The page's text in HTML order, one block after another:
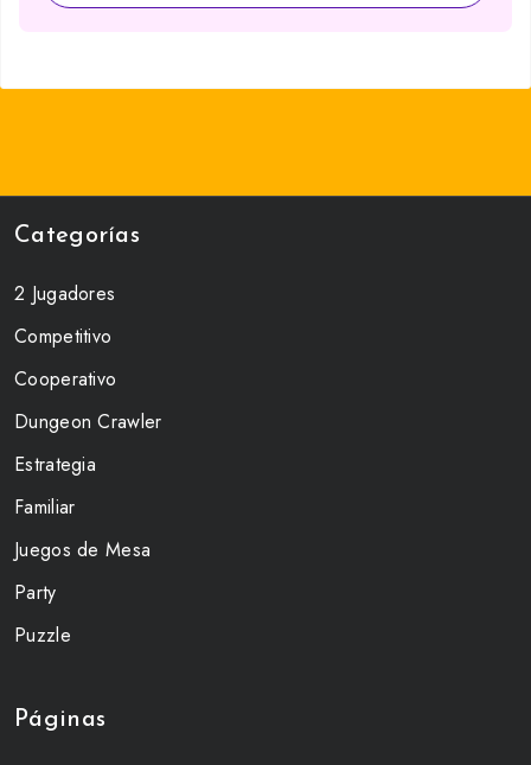
Categorías
2 Jugadores
Competitivo
Cooperativo
Dungeon Crawler
Estrategia
Familiar
Juegos de Mesa
Party
Puzzle
Páginas